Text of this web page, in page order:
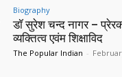
Biography
डॉ सुरेश चन्द नागर –
व्यक्तित्व एवंम शिक्षाविद
The Popular Indian -